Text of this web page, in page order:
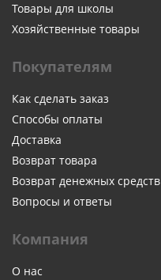
Товары для школы
Хозяйственные товары
Покупателям
Как сделать заказ
Способы оплаты
Доставка
Возврат товара
Возврат денежных средств
Вопросы и ответы
Компания
О нас